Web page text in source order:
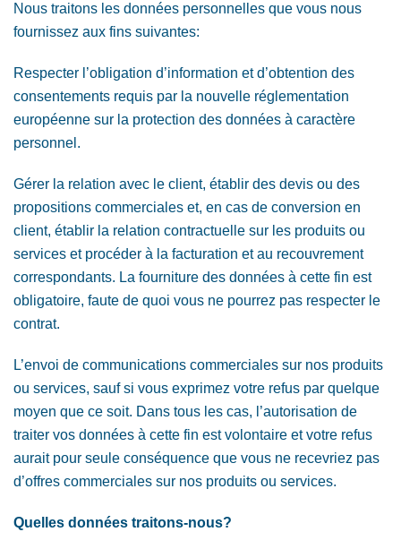
Nous traitons les données personnelles que vous nous
fournissez aux fins suivantes:
Respecter l’obligation d’information et d’obtention des
consentements requis par la nouvelle réglementation
européenne sur la protection des données à caractère
personnel.
Gérer la relation avec le client, établir des devis ou des
propositions commerciales et, en cas de conversion en
client, établir la relation contractuelle sur les produits ou
services et procéder à la facturation et au recouvrement
correspondants. La fourniture des données à cette fin est
obligatoire, faute de quoi vous ne pourrez pas respecter le
contrat.
L’envoi de communications commerciales sur nos produits
ou services, sauf si vous exprimez votre refus par quelque
moyen que ce soit. Dans tous les cas, l’autorisation de
traiter vos données à cette fin est volontaire et votre refus
aurait pour seule conséquence que vous ne recevriez pas
d’offres commerciales sur nos produits ou services.
Quelles données traitons-nous?